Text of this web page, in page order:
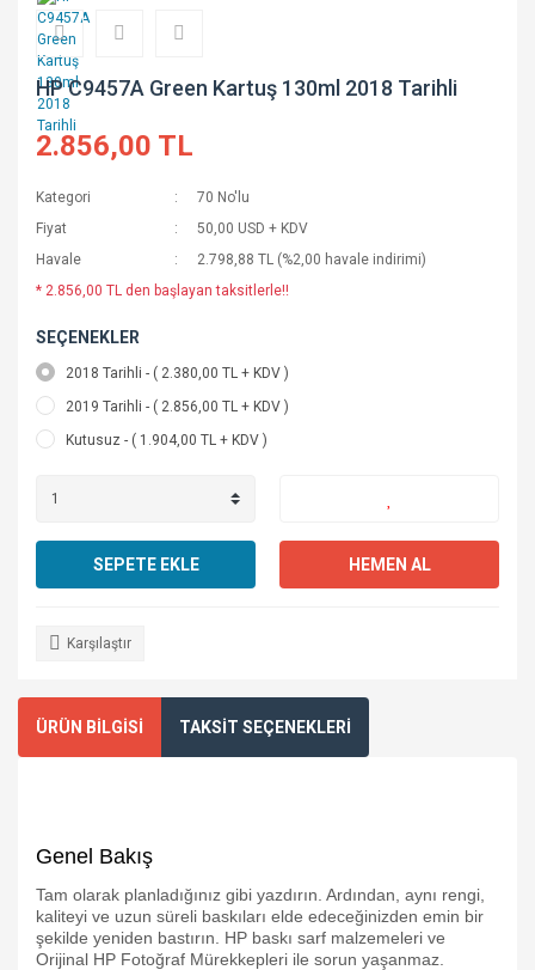
HP C9457A Green Kartuş 130ml 2018 Tarihli
2.856,00 TL
Kategori
70 No'lu
Fiyat
50,00 USD + KDV
Havale
2.798,88 TL (%2,00 havale indirimi)
* 2.856,00 TL den başlayan taksitlerle!!
SEÇENEKLER
2018 Tarihli - ( 2.380,00 TL + KDV )
2019 Tarihli - ( 2.856,00 TL + KDV )
Kutusuz - ( 1.904,00 TL + KDV )
SEPETE EKLE HEMEN AL
Karşılaştır
ÜRÜN BİLGİSİ TAKSİT SEÇENEKLERİ
Genel Bakış
Tam olarak planladığınız gibi yazdırın. Ardından, aynı rengi,
kaliteyi ve uzun süreli baskıları elde edeceğinizden emin bir
şekilde yeniden bastırın. HP baskı sarf malzemeleri ve
Orijinal HP Fotoğraf Mürekkepleri ile sorun yaşanmaz.